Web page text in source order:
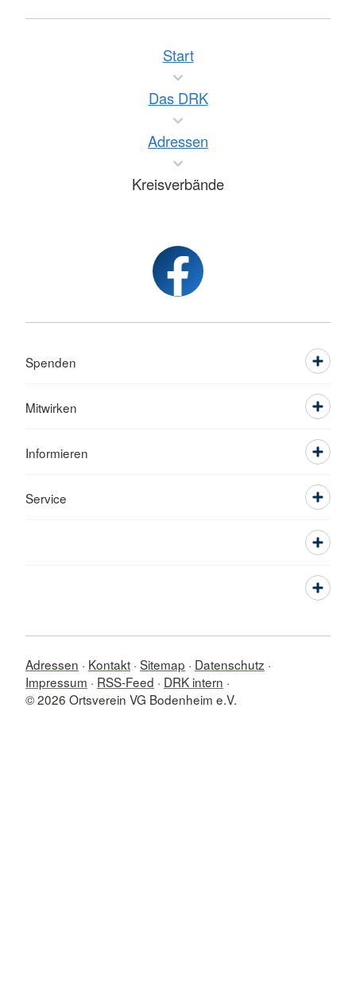
Start
Das DRK
Adressen
Kreisverbände
Spenden
Mitwirken
Informieren
Service
Adressen Kontakt Sitemap
Datenschutz
Impressum
RSS-Feed
DRK intern
© 2026 Ortsverein VG Bodenheim e.V.